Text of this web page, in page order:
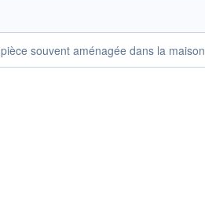
souvent aménagée dans la maison